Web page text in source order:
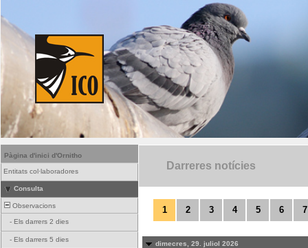
Pàgina d'inici d'Ornitho
Entitats col·laboradores
Consulta
Observacions
- Els darrers 2 dies
- Els darrers 5 dies
Darreres notícies
1 2 3 4 5 6 7
dimecres, 29. juliol 2026